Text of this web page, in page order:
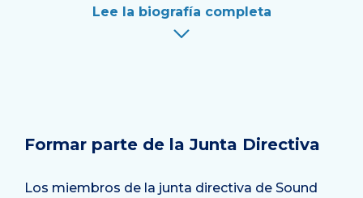
Lee la biografía completa
Formar parte de la Junta Directiva
Los miembros de la junta directiva de Sound